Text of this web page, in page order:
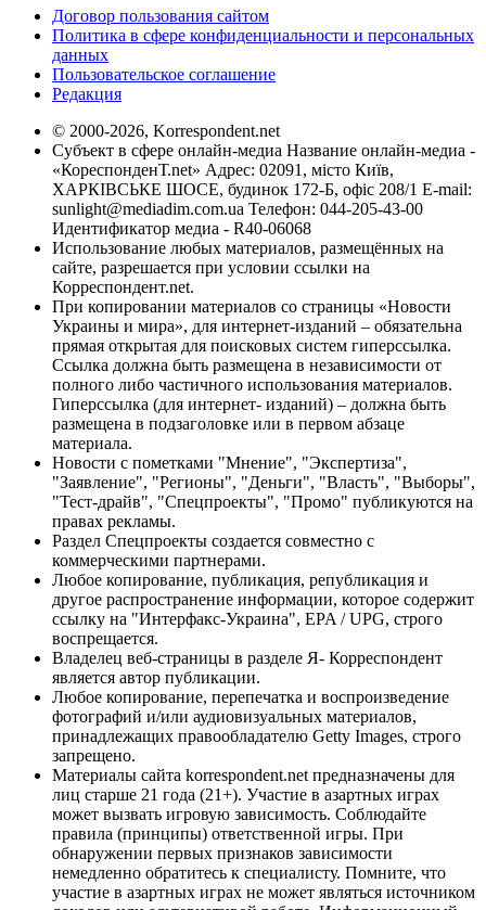
Договор пользования сайтом
Политика в сфере конфиденциальности и персональных
данных
Пользовательское соглашение
Редакция
© 2000-2026, Korrespondent.net
Субъект в сфере онлайн-медиа Название онлайн-медиа -
«КореспонденТ.net» Адрес: 02091, місто Київ,
ХАРКІВСЬКЕ ШОСЕ, будинок 172-Б, офіс 208/1 E-mail:
sunlight@mediadim.com.ua Телефон: 044-205-43-00
Идентификатор медиа - R40-06068
Использование любых материалов, размещённых на
сайте, разрешается при условии ссылки на
Корреспондент.net.
При копировании материалов со страницы «Новости
Украины и мира», для интернет-изданий – обязательна
прямая открытая для поисковых систем гиперссылка.
Ссылка должна быть размещена в независимости от
полного либо частичного использования материалов.
Гиперссылка (для интернет- изданий) – должна быть
размещена в подзаголовке или в первом абзаце
материала.
Новости с пометками "Мнение", "Экспертиза",
"Заявление", "Регионы", "Деньги", "Власть", "Выборы",
"Тест-драйв", "Спецпроекты", "Промо" публикуются на
правах рекламы.
Раздел Спецпроекты создается совместно с
коммерческими партнерами.
Любое копирование, публикация, републикация и
другое распространение информации, которое содержит
ссылку на "Интерфакс-Украина", EPA / UPG, строго
воспрещается.
Владелец веб-страницы в разделе Я- Корреспондент
является автор публикации.
Любое копирование, перепечатка и воспроизведение
фотографий и/или аудиовизуальных материалов,
принадлежащих правообладателю Getty Images, строго
запрещено.
Материалы сайта korrespondent.net предназначены для
лиц старше 21 года (21+). Участие в азартных играх
может вызвать игровую зависимость. Соблюдайте
правила (принципы) ответственной игры. При
обнаружении первых признаков зависимости
немедленно обратитесь к специалисту. Помните, что
участие в азартных играх не может являться источником